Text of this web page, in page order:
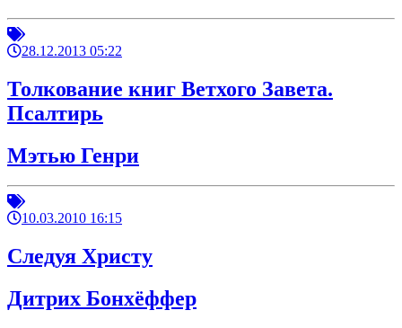
28.12.2013 05:22
Толкование книг Ветхого Завета.
Псалтирь
Мэтью Генри
10.03.2010 16:15
Следуя Христу
Дитрих Бонхёффер